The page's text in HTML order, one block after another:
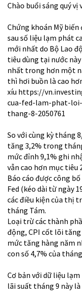
Chào buổi sáng quý vị
Chứng khoán Mỹ
sau số liệu lạm phát
mới nhất do Bộ Lao
tiêu dùng tại nước
nhất trong hơn một
thì hơi buồn là cao
xíu https://
cua-fed-lam-phat-
thang-8-2050761
So với cùng kỳ tháng
tăng 3,2% trong
mức đỉnh 9,1% ghi
vẫn cao hơn mục tiêu
Báo cáo được công
Fed (kéo dài từ ngày
các điều kiện của thị
tháng Tám.
Loại trừ các thành
động, CPI cốt lõi
mức tăng hàng năm
con số 4,7% của
Cơ bản với dữ liệu
lãi suất tháng 9 này